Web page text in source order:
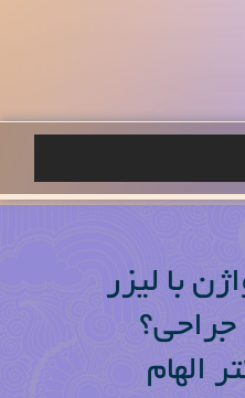
با لیزر
جراحی؟
الهام